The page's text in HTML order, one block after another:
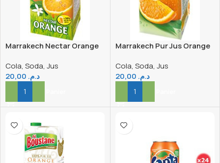
Marrakech Nectar Orange
Cola, Soda, Jus
د.م.
Ajouter Au Panier
Marrakech Pur Jus Orange
Cola, Soda, Jus
د.م.
Ajouter Au Panier